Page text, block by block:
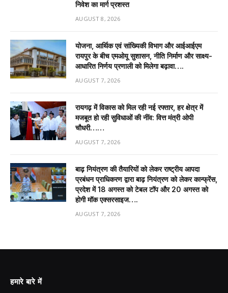
निवेश का मार्ग प्रशस्त
AUGUST 8, 2026
योजना, आर्थिक एवं सांख्यिकी विभाग और आईआईएम
रायपुर के बीच एमओयू सुशासन, नीति निर्माण और साक्ष्य-
आधारित निर्णय प्रणाली को मिलेगा बढ़ावा….
AUGUST 7, 2026
रायगढ़ में विकास को मिल रही नई रफ्तार, हर क्षेत्र में
मजबूत हो रही सुविधाओं की नींव: वित्त मंत्री ओपी
चौधरी……
AUGUST 7, 2026
बाढ़ नियंत्रण की तैयारियों को लेकर राष्ट्रीय आपदा
प्रबंधन प्राधिकरण द्वारा बाढ़ नियंत्रण को लेकर कान्फ्रेंस,
प्रदेश में 18 अगस्त को टेबल टॉप और 20 अगस्त को
होगी मॉक एक्सरसाइज….
AUGUST 7, 2026
हमारे बारे में